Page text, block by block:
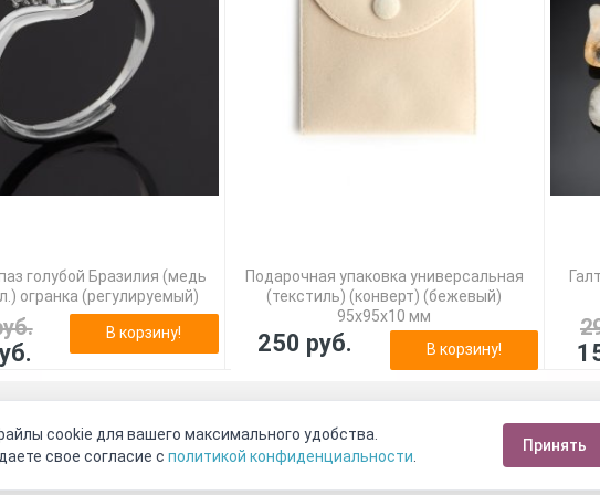
голубой Бразилия (медь
огранка (регулируемый)
В корзину!
Подарочная упаковка универсальная
(текстиль) (конверт) (бежевый)
95х95х10 мм
250 руб. В корзину!
о камнях
СОУТ Телеграм Max
cookie для вашего максимального удобства.
свое согласие с политикой конфиденциальности
Принять